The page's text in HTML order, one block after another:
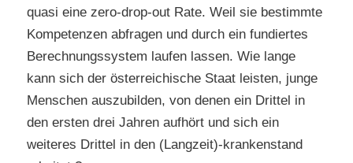
quasi eine zero-drop-out Rate. Weil sie bestimmte
Kompetenzen abfragen und durch ein fundiertes
Berechnungssystem laufen lassen. Wie lange
kann sich der österreichische Staat leisten, junge
Menschen auszubilden, von denen ein Drittel in
den ersten drei Jahren aufhört und sich ein
weiteres Drittel in den (Langzeit)-krankenstand